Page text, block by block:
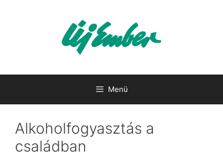
Menü
Alkoholfogyasztás a
családban